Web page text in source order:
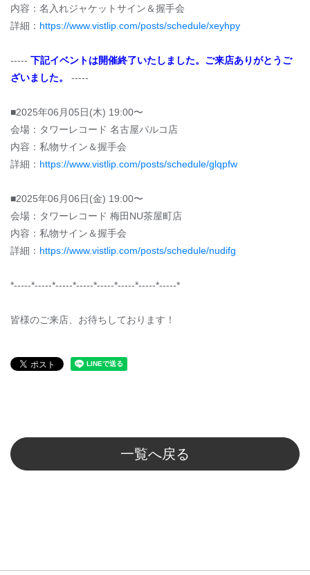
内容：名入れジャケットサイン＆握手会
詳細： https://www.vistlip.com/posts/schedule/xeyhpy
----- 下記イベントは開催終了いたしました。ご来店ありがとうご
ざいました。
-----
■2025年06月05日(木) 19:00〜
会場：タワーレコード 名古屋パルコ店
内容：私物サイン＆握手会
詳細： https://www.vistlip.com/posts/schedule/glqpfw
■2025年06月06日(金) 19:00〜
会場：タワーレコード 梅田NU茶屋町店
内容：私物サイン＆握手会
詳細： https://www.vistlip.com/posts/schedule/nudifg
*-----*-----*-----*-----*-----*-----*-----*-----*
皆様のご来店、お待ちしております！
一覧へ戻る